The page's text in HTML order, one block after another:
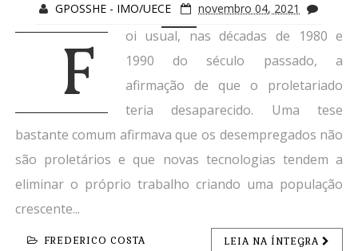
GPOSSHE - IMO/UECE novembro 04, 2021
F
oi usual, nas décadas de 1980 e
1990 do século passado, a
afirmação de que o proletariado
teria desaparecido. Uma tese
bastante comum afirmava que os desempregados não
são proletários e que novas tecnologias tendem a
eliminar o próprio trabalho criando uma população
crescente...
FREDERICO COSTA LEIA NA ÍNTEGRA